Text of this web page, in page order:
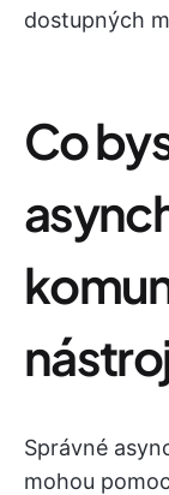
dostupných
Co
Správné
mohou